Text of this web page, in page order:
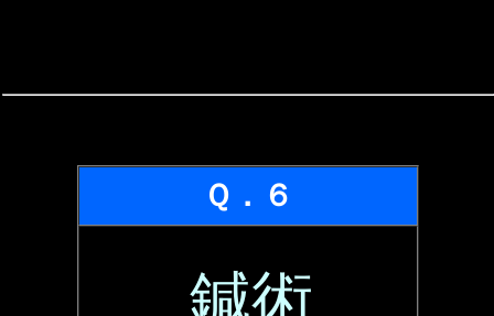
Ｑ．６
鍼術